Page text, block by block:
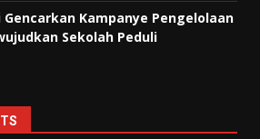
Gencarkan Kampanye Pengelolaan
Sekolah Peduli